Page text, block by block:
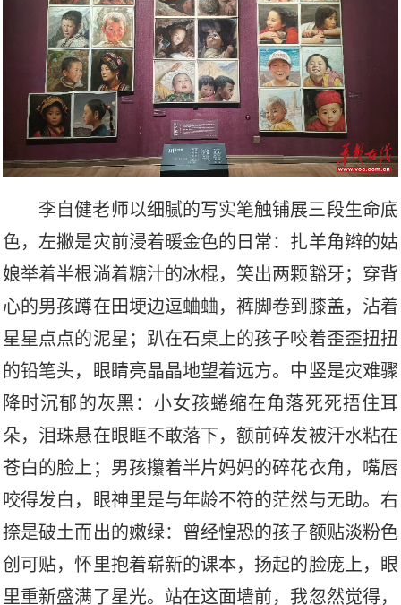
李自健老师以细腻的写实笔触铺展三段生命底
色，左撇是灾前浸着暖金色的日常： 扎羊角辫的姑
娘举着半根淌着糖汁的冰棍，笑出两颗豁牙；穿背
心的男孩蹲在田埂边逗蛐蛐，裤脚卷到膝盖，沾着
星星点点的泥星；趴在石桌上的孩子咬着歪歪扭扭
的铅笔头，眼睛亮晶晶地望着远方。中竖是灾难骤
降时沉郁的灰黑 ： 小女孩蜷缩在角落死死捂住耳
朵，泪珠悬在眼眶不敢落下，额前碎发被汗水粘在
苍白的脸上；男孩攥着半片妈妈的碎花衣角，嘴唇
咬得发白，眼神里是与年龄不符的茫然与无助。右
捺是破土而出的嫩绿： 曾经惶恐的孩子额贴淡粉色
创可贴，怀里抱着崭新的课本，扬起的脸庞上，眼
里重新盛满了星光。站在这面墙前，我忽然觉得，